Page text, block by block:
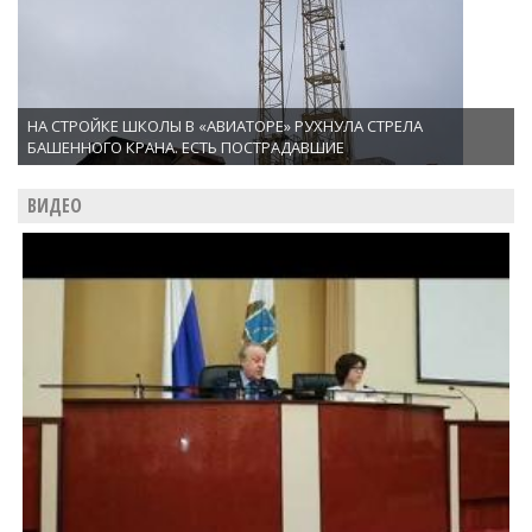
НА СТРОЙКЕ ШКОЛЫ В «АВИАТОРЕ» РУХНУЛА СТРЕЛА
БАШЕННОГО КРАНА. ЕСТЬ ПОСТРАДАВШИЕ
ВИДЕО